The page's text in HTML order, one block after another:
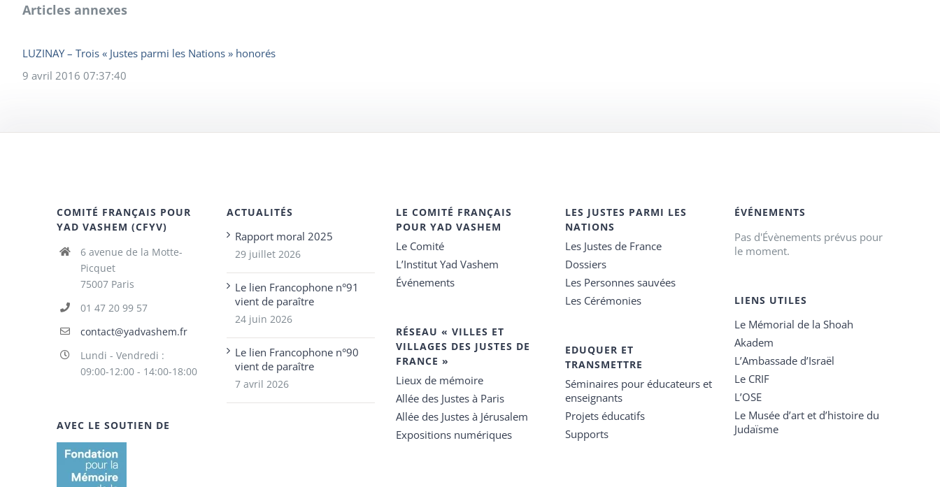
Articles annexes
LUZINAY – Trois « Justes parmi les Nations » honorés
9 avril 2016 07:37:40
COMITÉ FRANÇAIS POUR
YAD VASHEM (CFYV)
6 avenue de la Motte-
Picquet
75007 Paris
01 47 20 99 57
contact@yadvashem.fr
Lundi - Vendredi :
09:00-12:00 - 14:00-18:00
AVEC LE SOUTIEN DE
ACTUALITÉS
Rapport moral 2025
29 juillet 2026
Le lien Francophone n°91
vient de paraître
24 juin 2026
Le lien Francophone n°90
vient de paraître
7 avril 2026
LE COMITÉ FRANÇAIS
POUR YAD VASHEM
Le Comité
L’Institut Yad Vashem
Événements
RÉSEAU « VILLES ET
VILLAGES DES JUSTES DE
FRANCE »
Lieux de mémoire
Allée des Justes à Paris
Allée des Justes à Jérusalem
Expositions numériques
LES JUSTES PARMI LES
NATIONS
Les Justes de France
Dossiers
Les Personnes sauvées
Les Cérémonies
EDUQUER ET
TRANSMETTRE
Séminaires pour éducateurs et
enseignants
Projets éducatifs
Supports
ÉVÉNEMENTS
Pas d'Évènements prévus pour
le moment.
LIENS UTILES
Le Mémorial de la Shoah
Akadem
L’Ambassade d’Israël
Le CRIF
L’OSE
Le Musée d’art et d’histoire du
Judaïsme